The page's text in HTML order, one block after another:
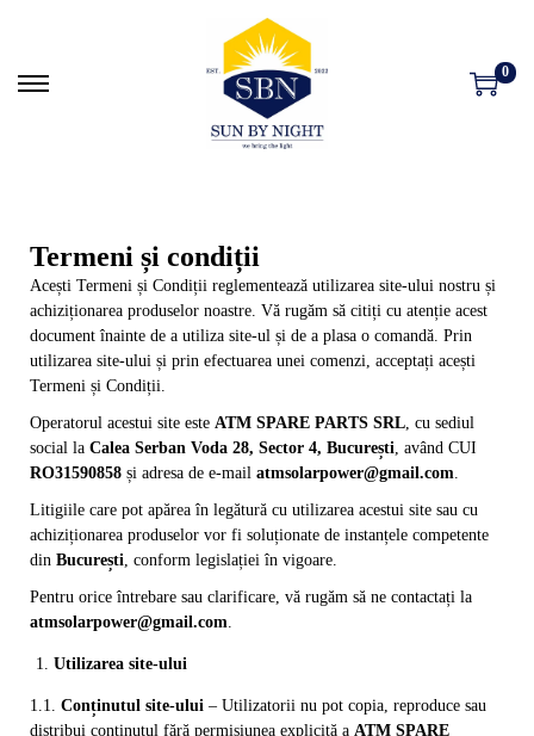
0
Termeni și condiții
Acești Termeni și Condiții reglementează utilizarea site-ului nostru și
achiziționarea produselor noastre. Vă rugăm să citiți cu atenție acest
document înainte de a utiliza site-ul și de a plasa o comandă. Prin
utilizarea site-ului și prin efectuarea unei comenzi, acceptați acești
Termeni și Condiții.
Operatorul acestui site este ATM SPARE PARTS SRL , cu sediul
social la Calea Serban Voda 28, Sector 4, București , având CUI
RO31590858 și adresa de e-mail atmsolarpower@gmail.com
Litigiile care pot apărea în legătură cu utilizarea acestui site sau cu
achiziționarea produselor vor fi soluționate de instanțele competente
din București , conform legislației în vigoare.
Pentru orice întrebare sau clarificare, vă rugăm să ne contactați la
atmsolarpower@gmail.com
Utilizarea site-ului
1.1. Conținutul site-ului – Utilizatorii nu pot copia, reproduce sau
distribui conținutul fără permisiunea explicită a ATM SPARE